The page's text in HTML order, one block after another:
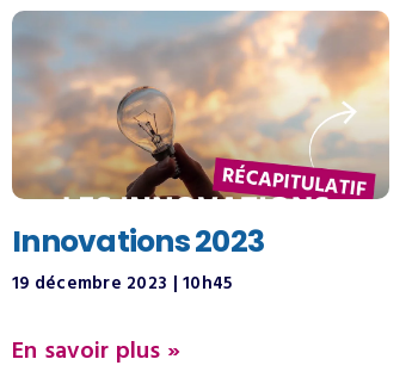
Innovations 2023
19 décembre 2023 10h45
En savoir plus »